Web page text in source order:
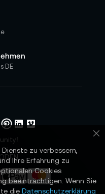
DE
zu verbessern,
Ihre Erfahrung zu
Cookies
beeinträchtigen. Wenn Sie
die Datenschutzerklärung